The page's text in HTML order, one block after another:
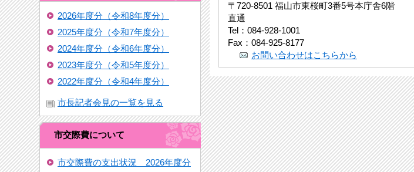
2026年度分（令和8年度分）
2025年度分（令和7年度分）
2024年度分（令和6年度分）
2023年度分（令和5年度分）
2022年度分（令和4年度分）
市長記者会見の一覧を見る
市交際費について
市交際費の支出状況 2026年度分
〒720-8501 福山市東桜町3番5号本庁舎6階
直通
Tel：084-928-1001
Fax：084-925-8177
お問い合わせはこちらから